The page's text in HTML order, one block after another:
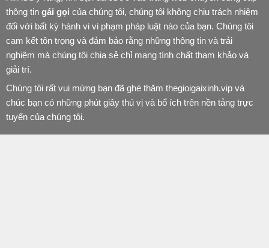
thông tin gái gọi của chúng tôi, chúng tôi không chịu trách nhiệm
đối với bất kỳ hành vi vi phạm pháp luật nào của bạn. Chúng tôi
cam kết tôn trọng và đảm bảo rằng những thông tin và trải
nghiệm mà chúng tôi chia sẻ chỉ mang tính chất tham khảo và
giải trí.
Chúng tôi rất vui mừng bạn đã ghé thăm thegioigaixinh.vip và
chúc bạn có những phút giây thú vị và bổ ích trên nền tảng trực
tuyến của chúng tôi.